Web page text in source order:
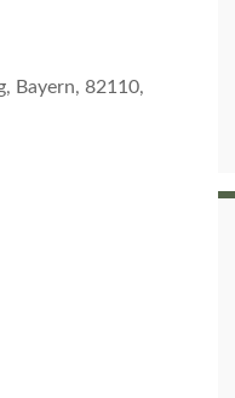
Bayern, 82110,